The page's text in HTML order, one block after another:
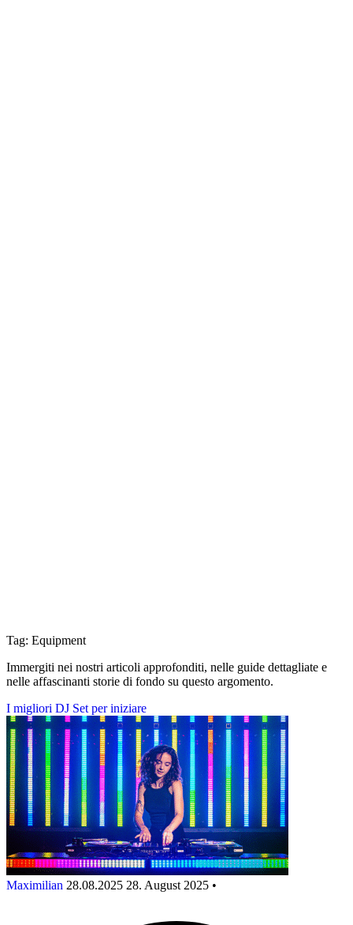
Tag: Equipment
Immergiti nei nostri articoli approfonditi, nelle guide dettagliate e
nelle affascinanti storie di fondo su questo argomento.
I migliori DJ Set per iniziare
Maximilian 28.08.2025 28. August 2025 •